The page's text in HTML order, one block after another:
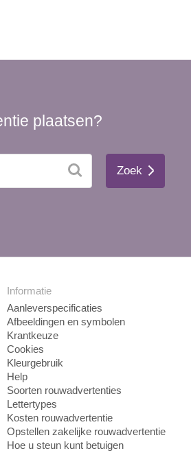
plaatsen?
Zoek
Informatie
Aanleverspecificaties
Afbeeldingen en symbolen
Krantkeuze
Cookies
Kleurgebruik
Help
Soorten rouwadvertenties
Lettertypes
Kosten rouwadvertentie
Opstellen zakelijke rouwadvertentie
Hoe u steun kunt betuigen